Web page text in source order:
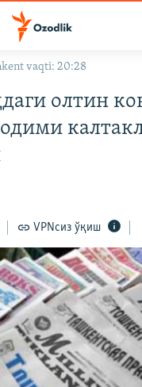
тилларда
vaqti: 20:28
олтин
VPNсиз ўқиш